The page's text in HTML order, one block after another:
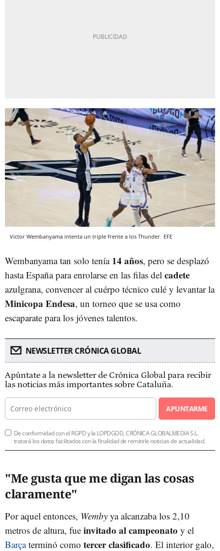
Victor Wembanyama intenta un triple frente a los Thunder EFE
Wembanyama tan solo tenía 14 años, pero se desplazó
hasta España para enrolarse en las filas del cadete
azulgrana, convencer al cuérpo técnico culé y levantar la
Minicopa Endesa, un torneo que se usa como
escaparate para los jóvenes talentos.
NEWSLETTER CRÓNICA GLOBAL
Apúntate a la newsletter de Crónica Global para recibir
las noticias más importantes sobre Cataluña.
APUNTARME
De conformidad con el RGPD y la LOPDGDD, CRÓNICA GLOBALMEDIA S.L.
tratará los datos facilitados con la finalidad de remitirle noticias de actualidad.
"Me gusta que me digan las cosas
claramente"
Por aquel entonces, Wemby ya alcanzaba los 2,10
metros de altura, fue invitado al campeonato y el
Barçaterminó como tercer clasificado. El interior galo,